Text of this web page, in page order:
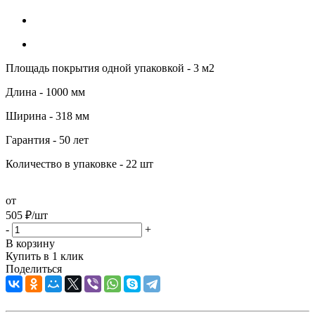
Площадь покрытия одной упаковкой - 3 м2
Длина - 1000 мм
Ширина - 318 мм
Гарантия - 50 лет
Количество в упаковке - 22 шт
от
505 ₽/шт
-
+
В корзину
Купить в 1 клик
Поделиться